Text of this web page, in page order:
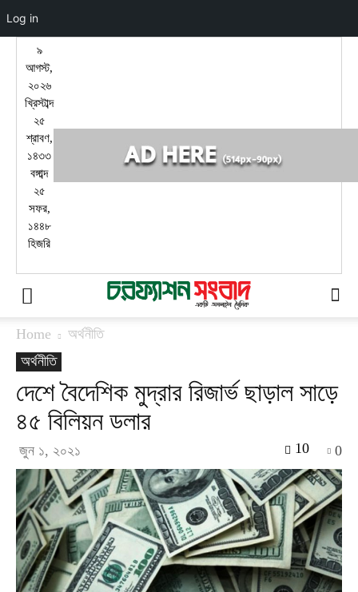
৯
আগস্ট,
২০২৬
খ্রিস্টাব্দ
২৫
শ্রাবণ,
১৪৩৩
বঙ্গাব্দ
২৫
সফর,
১৪৪৮
হিজরি
Home
অর্থনীতি
অর্থনীতি
দেশে বৈদেশিক মুদ্রার রিজার্ভ ছাড়াল সাড়ে
৪৫ বিলিয়ন ডলার
জুন ১, ২০২১ 0
10
Log in